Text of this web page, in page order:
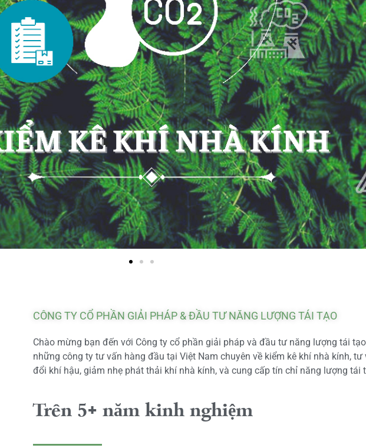
CÔNG TY CỔ PHẦN GIẢI PHÁP & ĐẦU TƯ NĂNG LƯỢNG TÁI TẠO
Chào mừng bạn đến với Công ty cổ phần giải pháp và đầu tư năng lượng tái
những công ty tư vấn hàng đầu tại Việt Nam chuyên về kiểm kê khí nhà kính, tư
đổi khí hậu, giảm nhẹ phát thải khí nhà kính, và cung cấp tín chỉ năng lượng tái
Trên 5+ năm kinh nghiệm